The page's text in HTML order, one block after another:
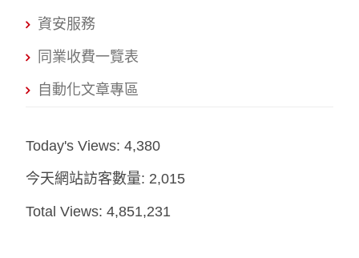
資安服務
同業收費一覽表
自動化文章專區
Today's Views:4,380
今天網站訪客數量: 2,015
Total Views:4,851,231